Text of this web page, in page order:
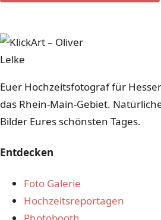
Euer Hochzeitsfotograf für
das Rhein-Main-Gebiet.
Bilder Eures schönsten Tages.
Entdecken
Foto Galerie
Hochzeitsreportagen